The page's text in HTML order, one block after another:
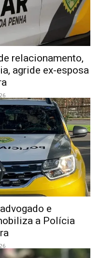
relacionamento,
agride ex-esposa
e
a Polícia